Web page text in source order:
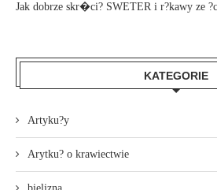
Jak dobrze skr�ci? SWETER i r?kawy ze
KATEGORIE
Artyku?y
Arytku? o krawiectwie